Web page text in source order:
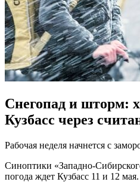
Снегопад и шторм:
Кузбасс через
Рабочая неделя начнется с
Синоптики «Западно-
погода ждет Кузбасс 11 и 12 мая.